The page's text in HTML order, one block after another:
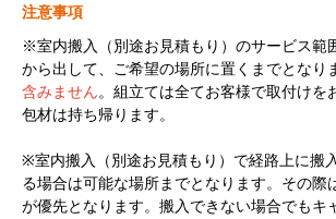
注意事項
※室内搬入（別途お見積もり）のサービス範
から出して、ご希望の場所に置くまでとなり
含みません。組立ては全てお客様で取付けを
包材は持ち帰ります。
※室内搬入（別途お見積もり）で経路上に搬
る場合は可能な場所までとなります。その際
が優先となります。搬入できない場合でもキ